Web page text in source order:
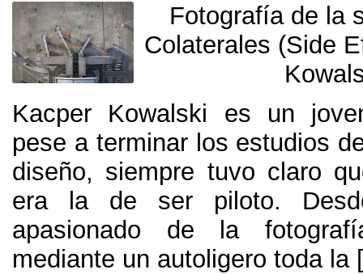
Fotografía de la
Colaterales (Side
Kacper Kowalski es un
pese a terminar los estudios
diseño, siempre tuvo claro
era la de ser piloto.
apasionado de la
mediante un autoligero toda la